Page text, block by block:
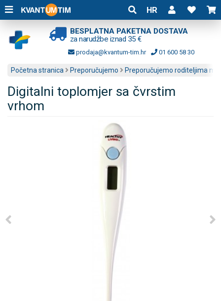
HR
BESPLATNA PAKETNA DOSTAVA
za narudžbe iznad 35 €
prodaja@kvantum-tim.hr 01 600 58 30
Početna stranica Preporučujemo Preporučujemo roditeljima
Digitalni toplomjer sa čvrstim
vrhom